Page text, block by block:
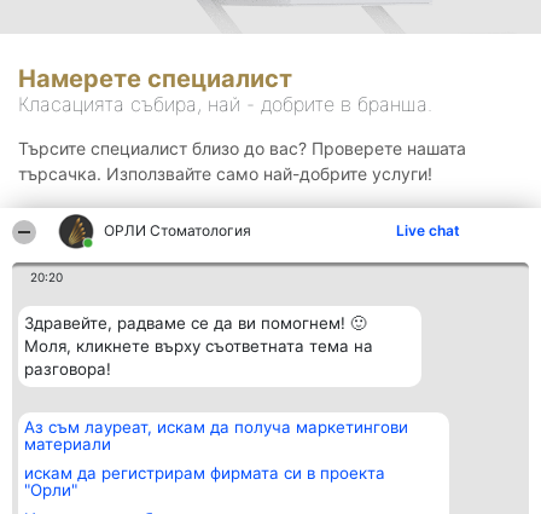
ОРЛИ Стоматология Live chat
20:20
Здравейте, радваме се да ви помогнем! 🙂
Моля, кликнете върху съответната тема на
разговора!
Аз съм лауреат, искам да получа маркетингови
материали
искам да регистрирам фирмата си в проекта
"Орли"
Намерете специалист
Класацията събира, най - добрите в бранша.
Търсите специалист близо до вас? Проверете нашата
търсачка. Използвайте само най-добрите услуги!
Организатор на
класиране
BulevardulAleea Timișul De
Sus Nr. 2, Bl. A30, Sc. A, Et.
Класация
всички
Контакти